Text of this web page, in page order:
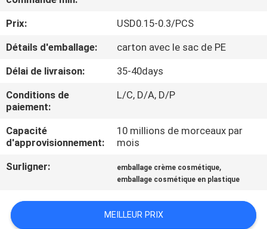
VISITE
D'USINE
CONTRÔLE
DE
QUALITÉ
CONTACTEZ-
NOUS
DEMANDEZ
Prix:
USD0.15-0.3/PCS
Détails d'emballage:
carton avec le sac de PE
Délai de livraison:
35-40days
Conditions de
paiement:
L/C, D/A, D/P
Capacité
d'approvisionnement:
10 millions de morceaux par
mois
Surligner:
emballage crème cosmétique,
emballage cosmétique en plastique
MEILLEUR PRIX